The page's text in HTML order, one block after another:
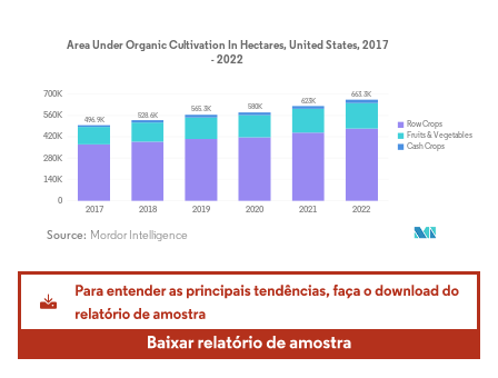
Imagem © Mordor Intelligence. O reuso requer atribuição conforme CC BY 4.0.